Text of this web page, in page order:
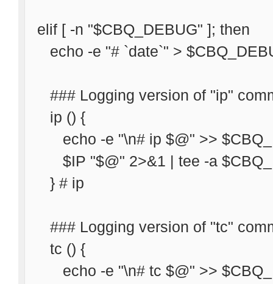
elif [ -n "$CBQ_DEBUG" ]; then
echo -e "# `date`" >
### Logging version of "ip"
ip () {
echo -e "\n# ip $@" >>
$IP "$@" 2>&1 | tee -a
} # ip
### Logging version of "tc"
tc () {
echo -e "\n# tc $@" >>